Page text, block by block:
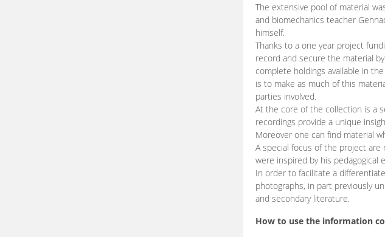
The extensive pool of material
and biomechanics teacher
himself.
Thanks to a one year project
record and secure the material
complete holdings available in
is to make as much of this
parties involved.
At the core of the collection is a
recordings provide a unique
Moreover one can find material
A special focus of the project
were inspired by his pedagogical
In order to facilitate a
photographs, in part previously
and secondary literature.
How to use the information